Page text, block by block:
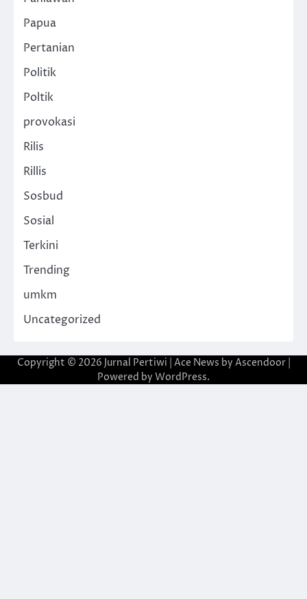
Papua
Pertanian
Politik
Poltik
provokasi
Rilis
Rillis
Sosbud
Sosial
Terkini
Trending
umkm
Uncategorized
Copyright © 2026 Jurnal Pertiwi | Ace News by Ascendoor|
Powered by WordPress.